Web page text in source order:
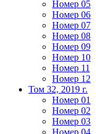
Номер 05
Номер 06
Номер 07
Номер 08
Номер 09
Номер 10
Номер 11
Номер 12
Том 32, 2019 г.
Номер 01
Номер 02
Номер 03
Номер 04